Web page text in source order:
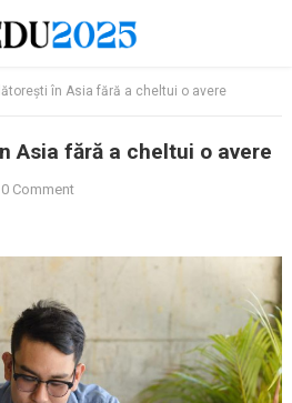
în Asia fără a cheltui o avere
Asia fără a cheltui o avere
0 Comment